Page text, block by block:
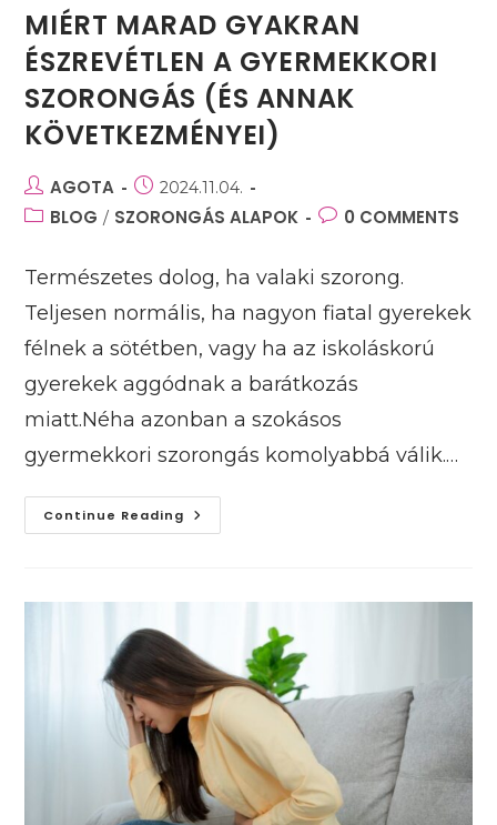
MIÉRT MARAD GYAKRAN
ÉSZREVÉTLEN A GYERMEKKORI
SZORONGÁS (ÉS ANNAK
KÖVETKEZMÉNYEI)
Post
author:
AGOTA
Post
published:
2024.11.04.
PostBLOG / SZORONGÁS ALAPOK
Post0 COMMENTS
Természetes dolog, ha valaki szorong.
Teljesen normális, ha nagyon fiatal gyerekek
félnek a sötétben, vagy ha az iskoláskorú
gyerekek aggódnak a barátkozás
miatt.Néha azonban a szokásos
gyermekkori szorongás komolyabbá válik.…
Continue Reading Miért
Marad
Szorongás
Annak
Következményei)